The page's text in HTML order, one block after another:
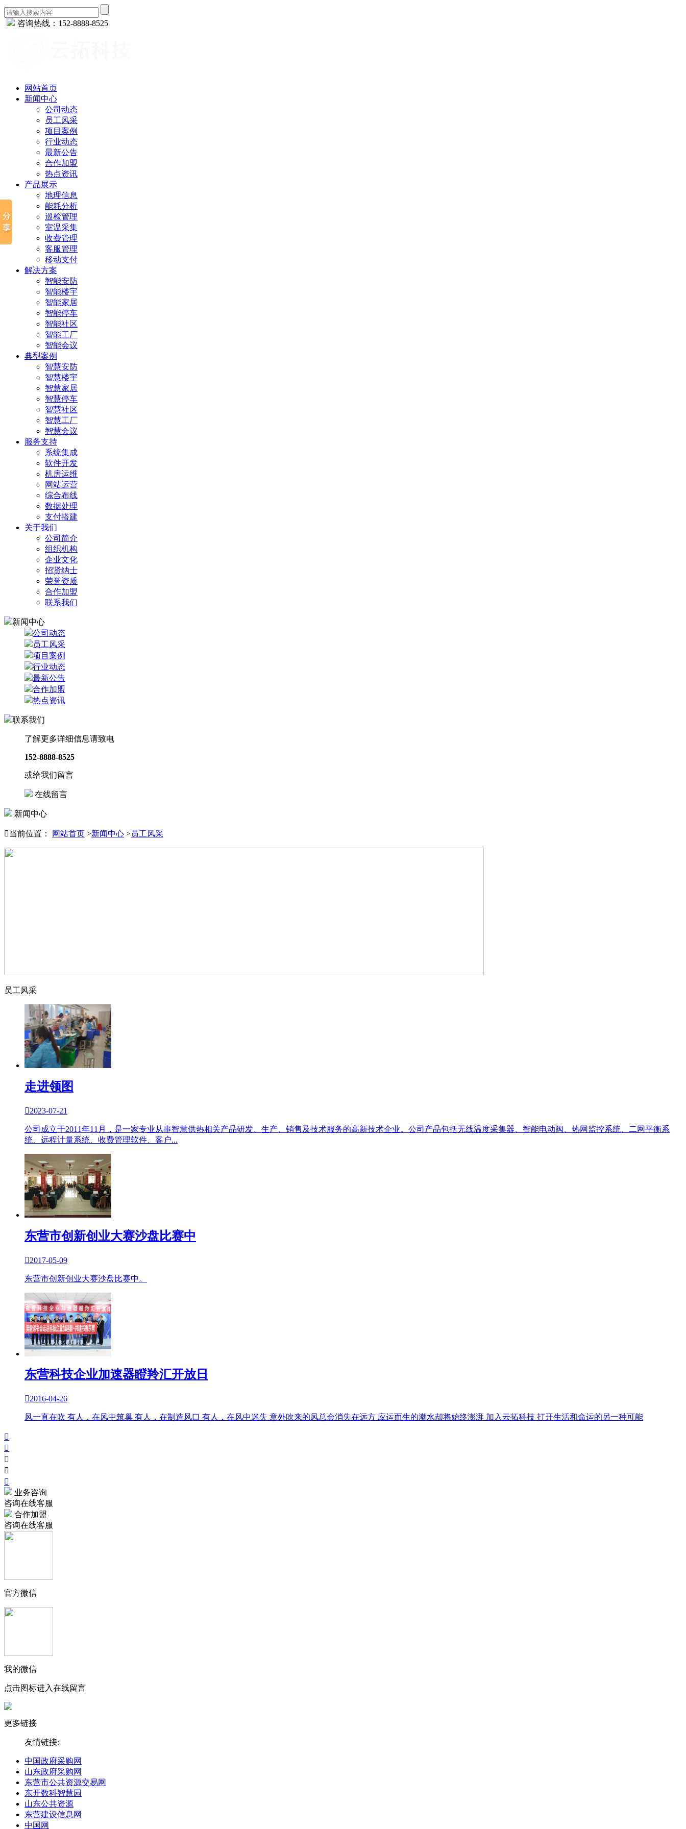
咨询热线：152-8888-8525
网站首页
新闻中心
公司动态
员工风采
项目案例
行业动态
最新公告
合作加盟
热点资讯
产品展示
地理信息
能耗分析
巡检管理
室温采集
收费管理
客服管理
移动支付
解决方案
智能安防
智能楼宇
智能家居
智能停车
智能社区
智能工厂
智能会议
典型案例
智慧安防
智慧楼宇
智慧家居
智慧停车
智慧社区
智慧工厂
智慧会议
服务支持
系统集成
软件开发
机房运维
网站运营
综合布线
数据处理
支付搭建
关于我们
公司简介
组织机构
企业文化
招贤纳士
荣誉资质
合作加盟
联系我们
新闻中心
公司动态
员工风采
项目案例
行业动态
最新公告
合作加盟
热点资讯
联系我们
了解更多详细信息请致电
152-8888-8525
或给我们留言
在线留言
新闻中心
当前位置： 网站首页 >新闻中心 >员工风采
员工风采
走进领图
2023-07-21
公司成立于2011年11月，是一家专业从事智慧供热相关产品研发、生产、销售及技术服务的高新技术企业。公司产品包括无线温度采集器、智能电动阀、热网监控系统、二网平衡系
统、远程计量系统、收费管理软件、客户...
东营市创新创业大赛沙盘比赛中
2017-05-09
东营市创新创业大赛沙盘比赛中。
东营科技企业加速器瞪羚汇开放日
2016-04-26
风一直在吹 有人，在风中筑巢 有人，在制造风口 有人，在风中迷失 意外吹来的风总会消失在远方 应运而生的潮水却将始终澎湃 加入云拓科技 打开生活和命运的另一种可能





业务咨询
咨询在线客服
合作加盟
咨询在线客服
官方微信
我的微信
点击图标进入在线留言
更多链接
友情链接:
中国政府采购网
山东政府采购网
东营市公共资源交易网
东开数科智慧园
山东公共资源
东营建设信息网
中国网